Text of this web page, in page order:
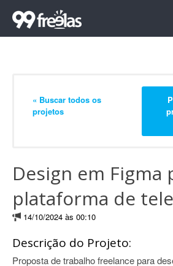
« Buscar todos os
projetos
Design em Figma
plataforma de
14/10/2024 às 00:10
Descrição do Projeto:
Proposta de trabalho freelance para